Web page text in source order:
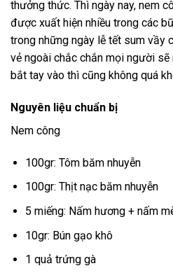
thưởng thức. Thì ngày nay, nem
được xuất hiện nhiều trong các
trong những ngày lễ tết sum vầy
vẻ ngoài chắc chắn mọi người sẽ
bắt tay vào thì cũng không quá
Nguyên liệu chuẩn bị
Nem công
100gr: Tôm băm nhuyễn
100gr: Thịt nạc băm nhuyễn
5 miếng: Nấm hương + nấm
10gr: Bún gạo khô
1 quả trứng gà